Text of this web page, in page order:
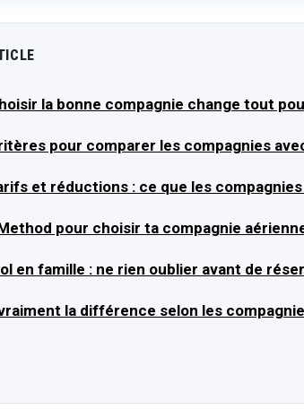
la bonne compagnie change tout
pour comparer les compagnies
et réductions : ce que les
pour choisir ta compagnie
en famille : ne rien oublier avant de
la différence selon les